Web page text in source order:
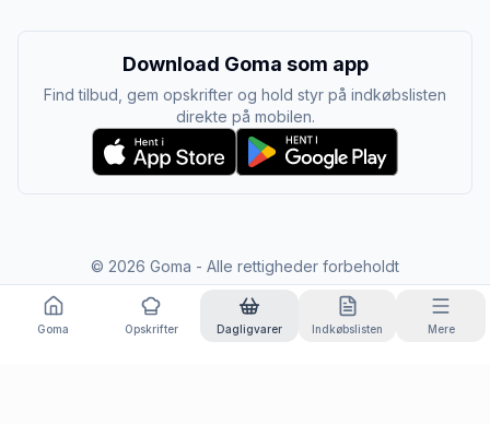
Download Goma som app
Find tilbud, gem opskrifter og hold styr på indkøbslisten
direkte på mobilen.
© 2026 Goma - Alle rettigheder forbeholdt
Goma Opskrifter Dagligvarer Indkøbslisten Mere